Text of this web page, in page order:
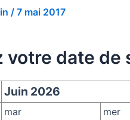
/ 7 mai 2017
votre date de
Juin 2026
mar mer